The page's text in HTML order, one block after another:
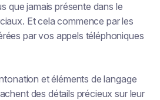
que jamais présente dans le
Et cela commence par les
par vos appels téléphoniques
et éléments de langage
des détails précieux sur leur